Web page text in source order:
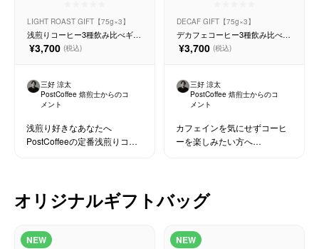
LIGHT ROAST GIFT【75g×3】
浅煎りコーヒー3種飲み比べギフ
ト【75g×3種】
¥3,700 (税込)
三好 涼太
PostCoffee 焙煎士からのコ
メント
浅煎り好きなあなたへ
PostCoffeeの定番浅煎りコー
DECAF GIFT【75g×3】
デカフェコーヒー3種飲み比べギ
フトセット【75g×3種】
¥3,700 (税込)
三好 涼太
PostCoffee 焙煎士からのコ
メント
カフェインを気にせずコーヒ
ーを楽しみたい方へ
オリジナルギフトバッグ
NEW NEW